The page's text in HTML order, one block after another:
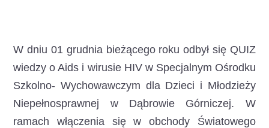
W dniu 01 grudnia bieżącego roku odbył się QUIZ
wiedzy o Aids i wirusie HIVw Specjalnym Ośrodku
Szkolno- Wychowawczym dla Dzieci i Młodzieży
Niepełnosprawnej w Dąbrowie Górniczej. W
ramach włączenia się w obchody Światowego